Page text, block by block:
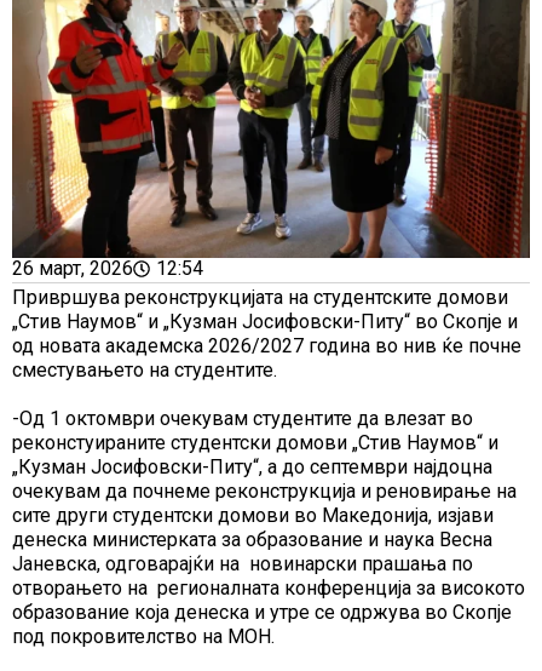
26 март, 2026
12:54
Привршува реконструкцијата на студентските домови
„Стив Наумов“ и „Кузман Јосифовски-Питу“ во Скопје и
од новата академска 2026/2027 година во нив ќе почне
сместувањето на студентите.
-Од 1 октомври очекувам студентите да влезат во
реконстуираните студентски домови „Стив Наумов“ и
„Кузман Јосифовски-Питу“, а до септември најдоцна
очекувам да почнеме реконструкција и реновирање на
сите други студентски домови во Македонија, изјави
денеска министерката за образование и наука Весна
Јаневска, одговарајќи на новинарски прашања по
отворањето на регионалната конференција за високото
образование која денеска и утре се одржува во Скопје
под покровителство на МОН.